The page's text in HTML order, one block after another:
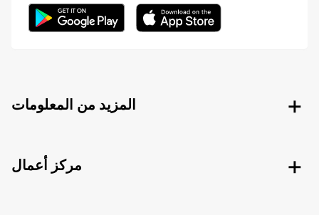
المزيد من المعلومات
مركز أعمال